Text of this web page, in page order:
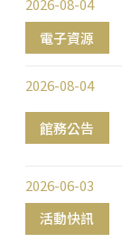
電子資源
2026-08-04
館務公告
2026-08-04
活動快訊
2026-06-03